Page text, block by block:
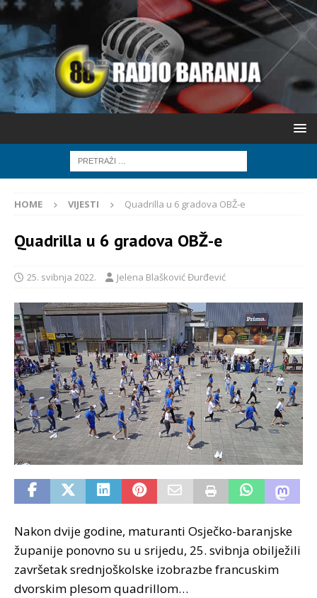
HOME VIJESTI Quadrilla u 6 gradova OBŽ-e
Quadrilla u 6 gradova OBŽ-e
25. svibnja 2022. Jelena Blašković Đurđević
Nakon dvije godine, maturanti Osječko-baranjske
županije ponovno su u srijedu, 25. svibnja obilježili
završetak srednjoškolske izobrazbe francuskim
dvorskim plesom quadrillom…